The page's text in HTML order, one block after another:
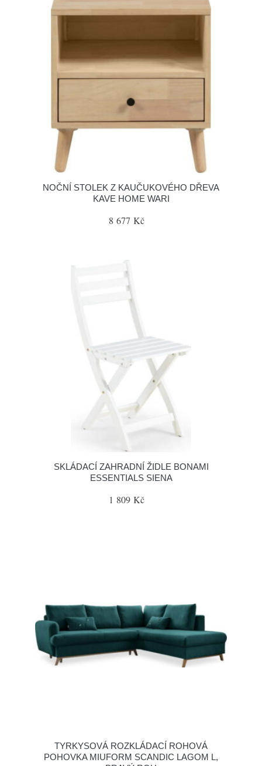
NOČNÍ STOLEK Z KAUČUKOVÉHO DŘEVA
KAVE HOME WARI
8 677 Kč
SKLÁDACÍ ZAHRADNÍ ŽIDLE BONAMI
ESSENTIALS SIENA
1 809 Kč
TYRKYSOVÁ ROZKLÁDACÍ ROHOVÁ
POHOVKA MIUFORM SCANDIC LAGOM L,